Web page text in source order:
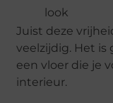
look
Juist deze
veelzijdig. Het is
een vloer die je
interieur.